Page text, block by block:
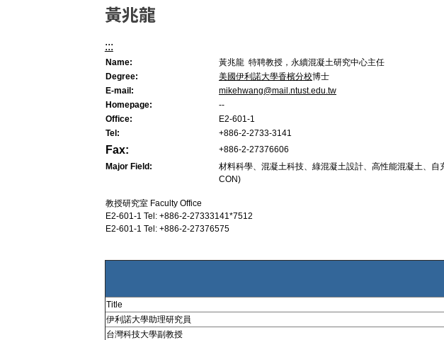
黃兆龍
:::
Name:
黃兆龍 特聘教授，永續混凝土研究中心主任
Degree:
美國伊利諾大學香檳分校博士
E-mail:
mikehwang@mail.ntust.edu.tw
Homepage:
--
Office:
E2-601-1
Tel:
+886-2-2733-3141
Fax:
+886-2-27376606
Major Field:
材料科學、混凝土科技、綠混凝土設計、高性能混凝土、
CON)
教授研究室 Faculty Office
E2-601-1 Tel: +886-2-27333141*7512
E2-601-1 Tel: +886-2-27376575
Title
伊利諾大學助理研究員
台灣科技大學副教授